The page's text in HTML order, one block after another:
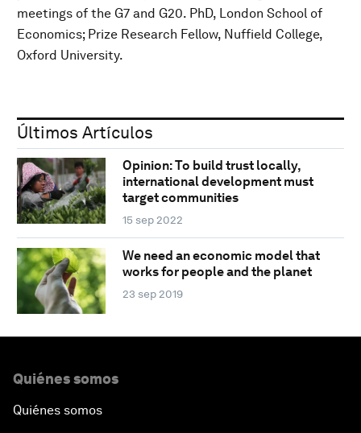
meetings of the G7 and G20. PhD, London School of
Economics; Prize Research Fellow, Nuffield College,
Oxford University.
Últimos Artículos
Opinion: To build trust locally,
international development must
target communities
15 sep 2022
We need an economic model that
works for people and the planet
23 sep 2019
Quiénes somos
Quiénes somos